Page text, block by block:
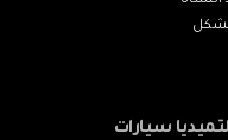
سيارات